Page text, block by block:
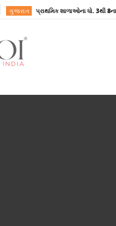
ગુજરાત
ગુજરાત
ગુજરાત